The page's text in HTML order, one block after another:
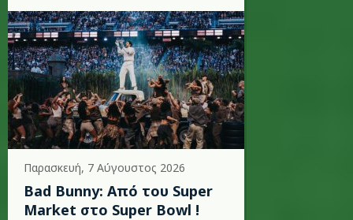
Παρασκευή, 7 Αύγουστος 2026
Bad Bunny: Από του Super
Market στο Super Bowl !